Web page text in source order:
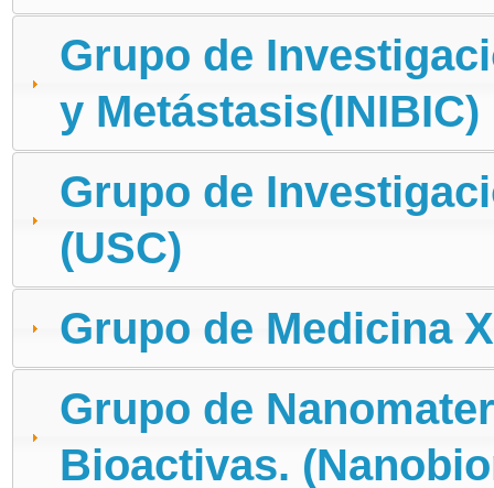
Grupo de
y Metástasis(INIBIC)
Grupo de
(USC)
Grupo de Medicina
Grupo de
Bioactivas.